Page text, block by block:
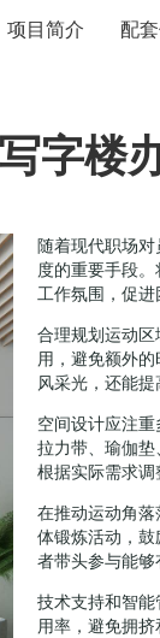
项目简介 配
字楼
随着现代职场
度的重要手段
工作氛围，促进
合理规划运动
用，避免额外
风采光，还能提
空间设计应注
拉力带、瑜伽
根据实际需求调
在推动运动角
体锻炼活动，
者带头参与能够
技术支持和智
用率，避免拥